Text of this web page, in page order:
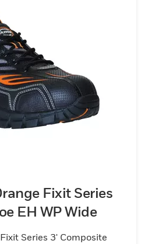
Fixit Series
EH WP Wide
Series 3' Composite